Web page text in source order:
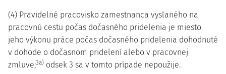
(4) Pravidelné pracovisko zamestnanca vyslaného na
pracovnú cestu počas dočasného pridelenia je miesto
jeho výkonu práce počas dočasného pridelenia dohodnuté
v dohode o dočasnom pridelení alebo v pracovnej
zmluve;3a) odsek 3 sa v tomto prípade nepoužije.